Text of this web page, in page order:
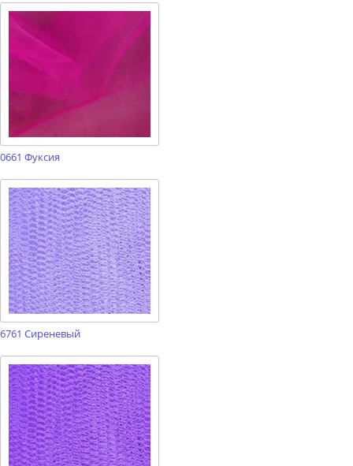
0661 Фуксия
6761 Сиреневый